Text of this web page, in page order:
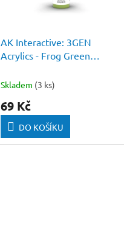
AK Interactive: 3GEN
Acrylics - Frog Green
Skladem (3 ks)
69 Kč
DO KOŠÍKU